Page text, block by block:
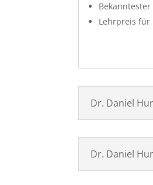
Lehrpreis für
Dr. Daniel
Dr. Daniel